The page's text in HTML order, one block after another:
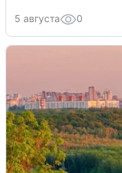
5 августа 0